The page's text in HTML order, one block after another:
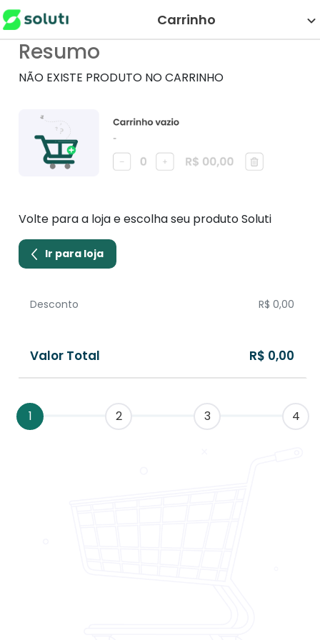
Carrinho
Resumo
NÃO EXISTE PRODUTO NO CARRINHO
Volte para a loja e escolha seu produto Soluti
Ir para loja
Desconto R$ 0,00
Valor Total R$ 0,00
1 2 3 4